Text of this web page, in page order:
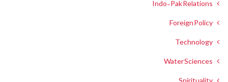
Indo-Pak Relations
Foreign Policy
Technology
Water Sciences
Spirituality